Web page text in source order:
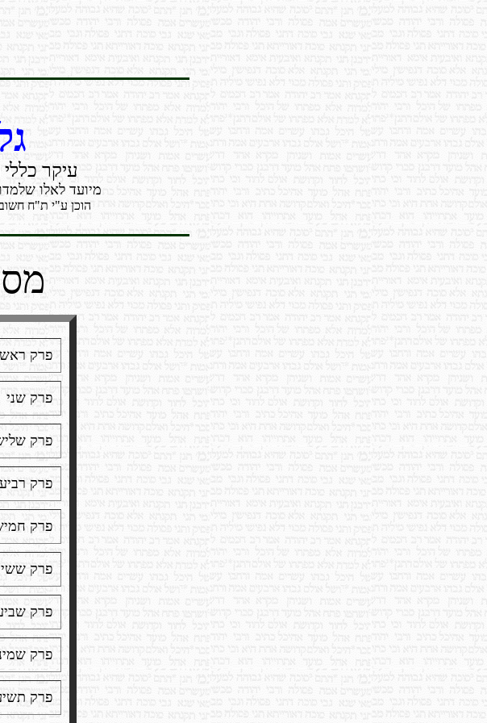
עיקר
מיועד לאלו
הוכן ע"י ת"ח
פרק
פרק שני
פרק
פרק
פרק
פרק ששי
פרק
פרק
פרק